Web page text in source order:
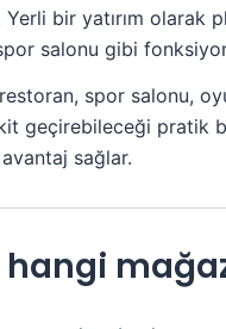
bir yatırım olarak
salonu gibi
spor salonu,
geçirebileceği pratik
sağlar.
hangi